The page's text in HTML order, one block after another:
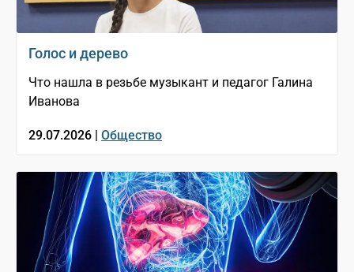
Голос и дерево
Что нашла в резьбе музыкант и педагог Галина
Иванова
29.07.2026 | Общество